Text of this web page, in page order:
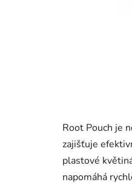
Root Pouch je
zajišťuje
plastové
napomáhá